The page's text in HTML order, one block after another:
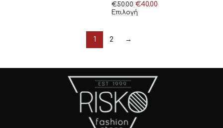
€50.00 €40.00
Επιλογή
1 2 →